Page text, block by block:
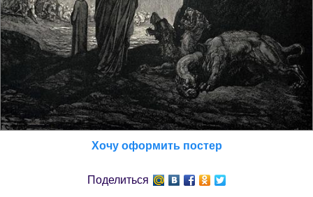
Хочу оформить постер
Поделиться